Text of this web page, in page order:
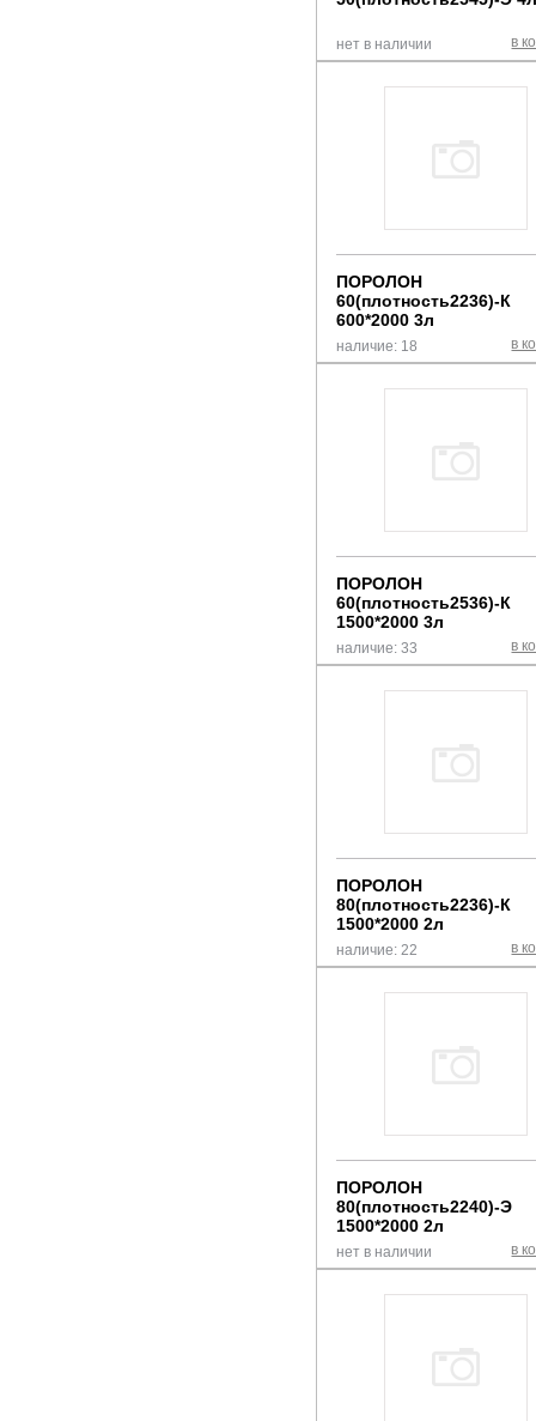
в
нет в наличии
ПОРОЛОН
60(плотность2236)-К
600*2000 3л
в
наличие: 18
ПОРОЛОН
60(плотность2536)-К
1500*2000 3л
в
наличие: 33
ПОРОЛОН
80(плотность2236)-К
1500*2000 2л
в
наличие: 22
ПОРОЛОН
80(плотность2240)-Э
1500*2000 2л
в
нет в наличии